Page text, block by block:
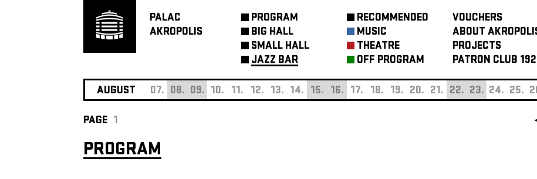
PALAC
AKROPOLIS
PROGRAM
BIG HALL
SMALL HALL
JAZZ BAR
RECOMMENDED
MUSIC
THEATRE
OFF PROGRAM
VOUCHERS
ABOUT
PROJECTS
PATRON CLUB
AUGUST 07. 08. 09. 10. 11. 12. 13. 14. 15. 16. 17. 18. 19. 20. 21. 22. 23. 24. 25.
PAGE 1
PROGRAM